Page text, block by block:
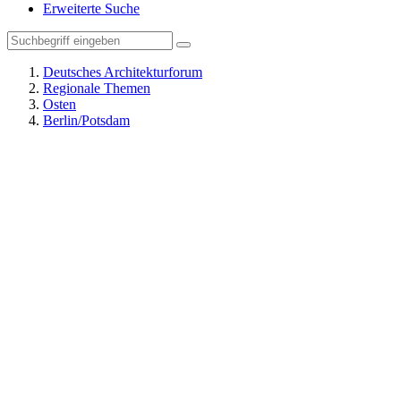
Erweiterte Suche
Deutsches Architekturforum
Regionale Themen
Osten
Berlin/Potsdam